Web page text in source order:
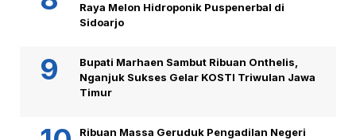
Raya Melon Hidroponik Puspenerbal di
Sidoarjo
Bupati Marhaen Sambut Ribuan Onthelis,
Nganjuk Sukses Gelar KOSTI Triwulan Jawa
Timur
Ribuan Massa Geruduk Pengadilan Negeri